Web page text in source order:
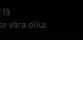
få
våra olika